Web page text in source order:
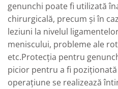
genunchi poate fi utilizată
chirurgicală, precum și în
leziuni la nivelul
meniscului, probleme ale
etc.Protecția pentru
picior pentru a fi poziționată
operațiune se realizează